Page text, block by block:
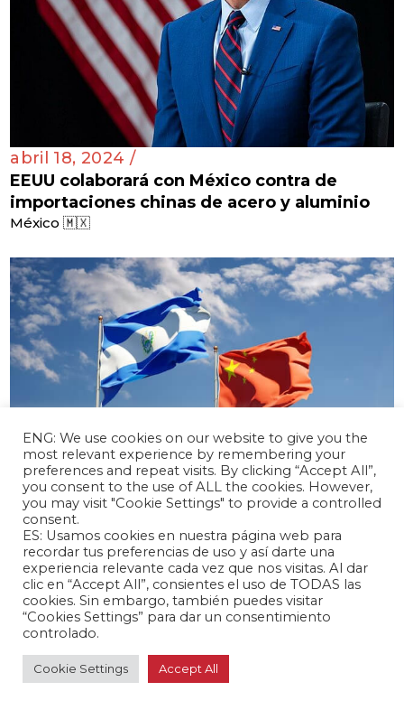
abril 18, 2024 /
EEUU colaborará con México contra de
importaciones chinas de acero y aluminio
México 🇲🇽
abril 17, 2024 /
El Salvador y China inician negociaciones
para un TLC
Latinoamérica 🌎
ENG: We use cookies on our website to give you the
most relevant experience by remembering your
preferences and repeat visits. By clicking “Accept All”,
you consent to the use of ALL the cookies. However,
you may visit "Cookie Settings" to provide a controlled
consent.
ES: Usamos cookies en nuestra página web para
recordar tus preferencias de uso y así darte una
experiencia relevante cada vez que nos visitas. Al dar
clic en “Accept All”, consientes el uso de TODAS las
cookies. Sin embargo, también puedes visitar
“Cookies Settings” para dar un consentimiento
controlado.
Cookie Settings Accept All